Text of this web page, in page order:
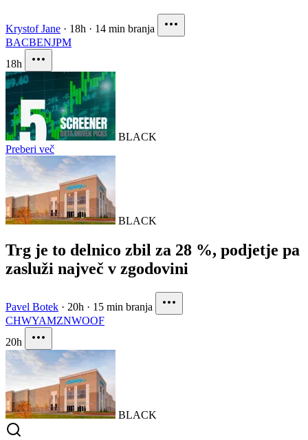
Krystof Jane · 18h · 14 min branja
BACBENJPM
18h
BLACK
Preberi več
BLACK
Trg je to delnico zbil za 28 %, podjetje pa
zasluži največ v zgodovini
Pavel Botek · 20h · 15 min branja
CHWYAMZNWOOF
20h
BLACK